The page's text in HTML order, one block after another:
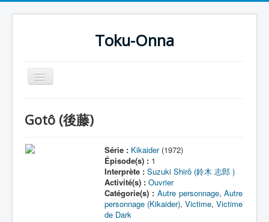
Toku-Onna
Basculer
la
Toku-Actrices
Toku-Critiques
Gotô (後藤)
Série : Kikaider(1972)
Épisode(s) : 1
Interprète : Suzuki Shirô (鈴木 志郎 )
Activité(s) : Ouvrier
Catégorie(s) : Autre personnage,Autre
personnage (Kikaider),Victime,Victime
de Dark